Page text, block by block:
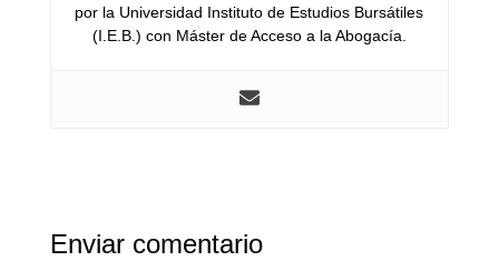
por la Universidad Instituto de Estudios Bursátiles
(I.E.B.) con Máster de Acceso a la Abogacía.
Enviar comentario